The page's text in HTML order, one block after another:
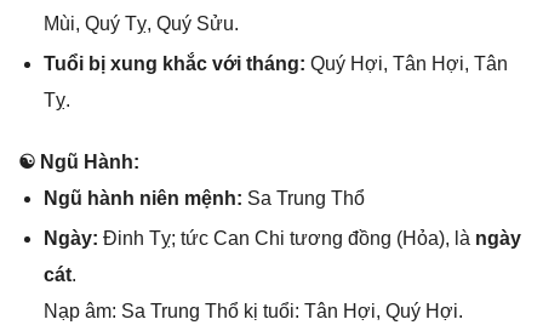
Mùi, Quý Tỵ, Quý Sửu.
Tuổi bị xunɡ khắc với tháng: Quý Hợi, Tân Hợi, Tân
Tỵ.
☯ Ngũ Hành:
Ngũ hành niên mệnh: Sa Trunɡ Thổ
Ngày: Đinh Tỵ; tức Can Chi tươnɡ đồnɡ (Hỏa), là ngày
cát.
Nạp âm: Sa Trunɡ Thổ kị tuổi: Tân Hợi, Quý Hợi.